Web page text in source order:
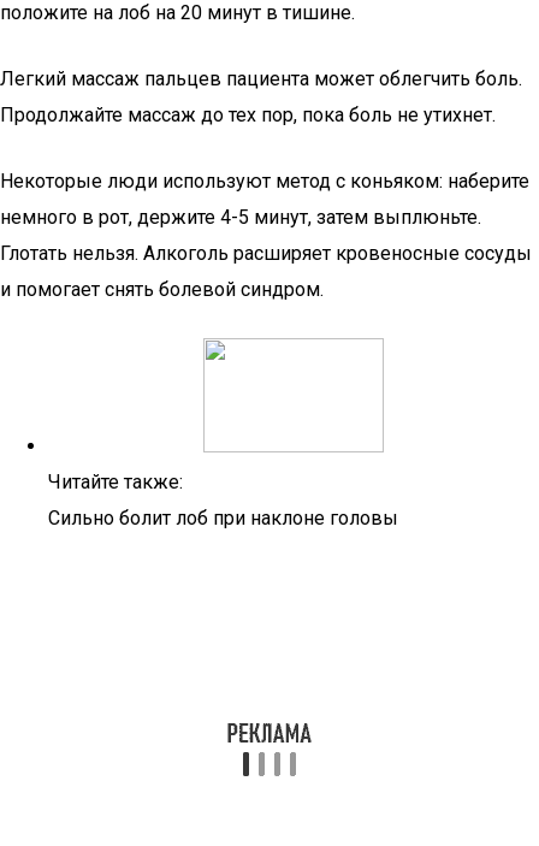
положите на лоб на 20 минут в тишине.
Легкий массаж пальцев пациента может облегчить боль.
Продолжайте массаж до тех пор, пока боль не утихнет.
Некоторые люди используют метод с коньяком: наберите
немного в рот, держите 4-5 минут, затем выплюньте.
Глотать нельзя. Алкоголь расширяет кровеносные сосуды
и помогает снять болевой синдром.
Читайте также:
Сильно болит лоб при наклоне головы